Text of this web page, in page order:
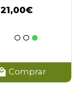
21,00€
Comprar